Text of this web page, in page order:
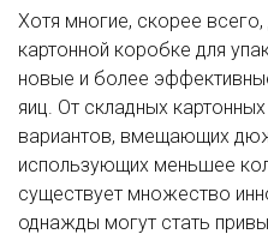
Хотя многие, скорее
картонной коробке для
новые и более
яиц. От складных
вариантов, вмещающих
использующих меньшее
существует множество
однажды могут стать